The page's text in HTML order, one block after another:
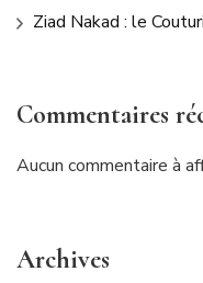
Ziad Nakad : le
Commentaires
Aucun commentaire à
Archives